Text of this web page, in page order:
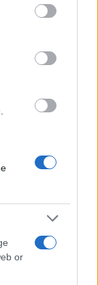
may click to
party tags to
below Google
or
e istituzioni per